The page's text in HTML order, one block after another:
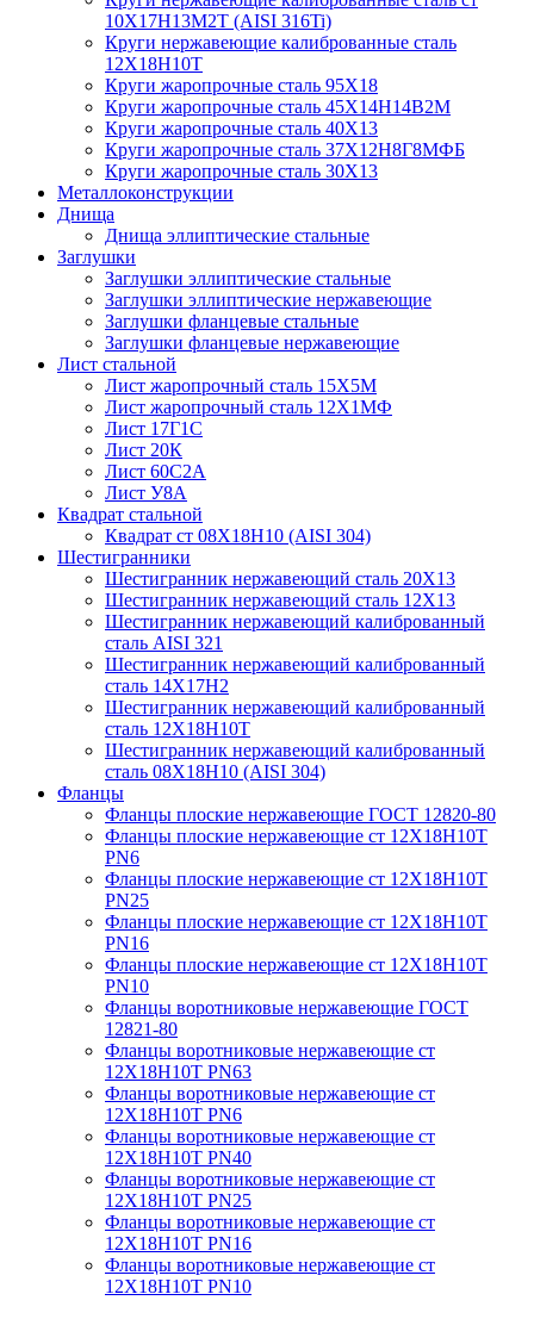
10Х17Н13М2Т (AISI 316Ti)
Круги нержавеющие калиброванные сталь
12Х18Н10Т
Круги жаропрочные сталь 95Х18
Круги жаропрочные сталь 45Х14Н14В2М
Круги жаропрочные сталь 40Х13
Круги жаропрочные сталь 37Х12Н8Г8МФБ
Круги жаропрочные сталь 30Х13
Металлоконструкции
Днища
Днища эллиптические стальные
Заглушки
Заглушки эллиптические стальные
Заглушки эллиптические нержавеющие
Заглушки фланцевые стальные
Заглушки фланцевые нержавеющие
Лист стальной
Лист жаропрочный сталь 15Х5М
Лист жаропрочный сталь 12Х1МФ
Лист 17Г1С
Лист 20К
Лист 60С2А
Лист У8А
Квадрат стальной
Квадрат ст 08Х18Н10 (AISI 304)
Шестигранники
Шестигранник нержавеющий сталь 20Х13
Шестигранник нержавеющий сталь 12Х13
Шестигранник нержавеющий калиброванный
сталь AISI 321
Шестигранник нержавеющий калиброванный
сталь 14Х17Н2
Шестигранник нержавеющий калиброванный
сталь 12Х18Н10Т
Шестигранник нержавеющий калиброванный
сталь 08Х18Н10 (AISI 304)
Фланцы
Фланцы плоские нержавеющие ГОСТ 12820-80
Фланцы плоские нержавеющие ст 12Х18Н10Т
PN6
Фланцы плоские нержавеющие ст 12Х18Н10Т
PN25
Фланцы плоские нержавеющие ст 12Х18Н10Т
PN16
Фланцы плоские нержавеющие ст 12Х18Н10Т
PN10
Фланцы воротниковые нержавеющие ГОСТ
12821-80
Фланцы воротниковые нержавеющие ст
12Х18Н10Т PN63
Фланцы воротниковые нержавеющие ст
12Х18Н10Т PN6
Фланцы воротниковые нержавеющие ст
12Х18Н10Т PN40
Фланцы воротниковые нержавеющие ст
12Х18Н10Т PN25
Фланцы воротниковые нержавеющие ст
12Х18Н10Т PN16
Фланцы воротниковые нержавеющие ст
12Х18Н10Т PN10